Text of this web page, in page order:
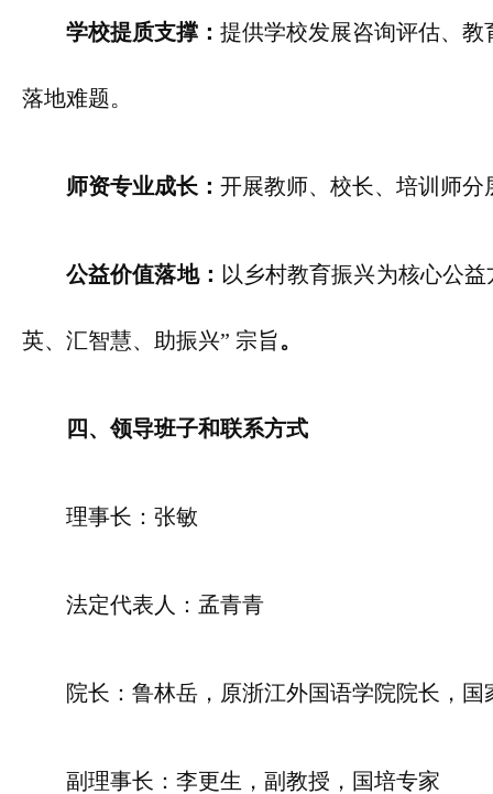
学校提质支撑： 提供学校发展咨询评估、
落地难题。
师资专业成长： 开展教师、校长、培训师
公益价值落地： 以乡村教育振兴为核心公
英、汇智慧、助振兴” 宗旨。
四、领导班子和联系方式
理事长：张敏
法定代表人：孟青青
院长：鲁林岳，原浙江外国语学院院长，国
副理事长：李更生，副教授，国培专家